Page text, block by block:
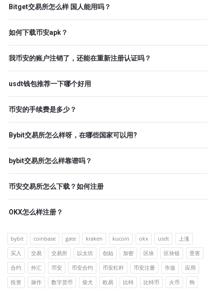
Bitget交易所怎么样 国人能用吗？
如何下载币安apk？
我币安的账户注销了，还能在重新注册认证吗？
usdt钱包推荐一下哪个好用
币安的手续费是多少？
Bybit交易所怎么样呀，在哪些国家可以用?
bybit交易所怎么样靠谱吗？
币安交易所怎么下载？如何注册
OKX怎么样注册？
bybit coinbase gate kraken kucoin okx usdt
上涨
买入
交易 交易所 以太坊 创始 加密 区块 区块链
受害
合约
外汇 币安 币安合约 币安杠杆 币安注册 市值
应用
投资
操作 数字货币 柴犬 欧易 比特 比特币 火币 狗